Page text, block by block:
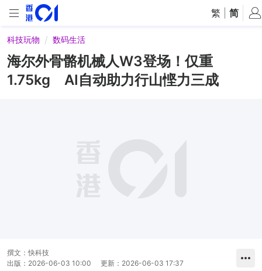
繁 简
科技玩物 数码生活
海尔外骨骼机械人W3登场！仅重
1.75kg AI自动助力行山悭力三成
撰文：快科技
出版： 2026-06-03 10:00 更新： 2026-06-03 17:37